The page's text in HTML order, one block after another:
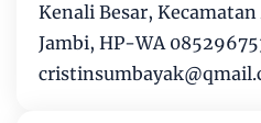
Kenali Besar,
Jambi, HP-WA